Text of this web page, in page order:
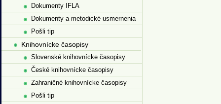
Dokumenty IFLA
Dokumenty a metodické usmernenia
Pošli tip
Knihovnícke časopisy
Slovenské knihovnícke časopisy
České knihovnícke časopisy
Zahraničné knihovnícke časopisy
Pošli tip